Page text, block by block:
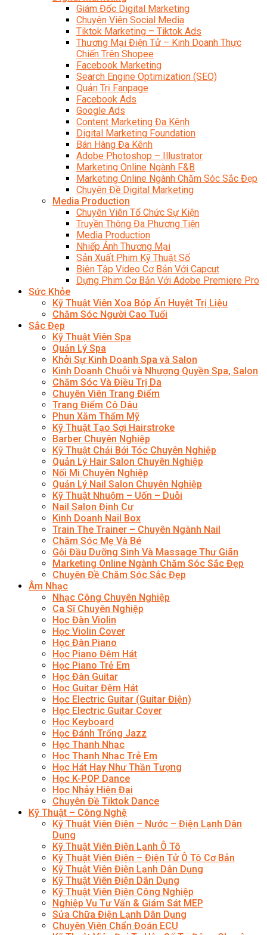
Giám Đốc Digital Marketing
Chuyên Viên Social Media
Tiktok Marketing – Tiktok Ads
Thương Mại Điện Tử – Kinh Doanh Thực
Chiến Trên Shopee
Facebook Marketing
Search Engine Optimization (SEO)
Quản Trị Fanpage
Facebook Ads
Google Ads
Content Marketing Đa Kênh
Digital Marketing Foundation
Bán Hàng Đa Kênh
Adobe Photoshop – Illustrator
Marketing Online Ngành F&B
Marketing Online Ngành Chăm Sóc Sắc Đẹp
Chuyên Đề Digital Marketing
Media Production
Chuyên Viên Tổ Chức Sự Kiện
Truyền Thông Đa Phương Tiện
Media Production
Nhiếp Ảnh Thương Mại
Sản Xuất Phim Kỹ Thuật Số
Biên Tập Video Cơ Bản Với Capcut
Dựng Phim Cơ Bản Với Adobe Premiere Pro
Sức Khỏe
Kỹ Thuật Viên Xoa Bóp Ấn Huyệt Trị Liệu
Chăm Sóc Người Cao Tuổi
Sắc Đẹp
Kỹ Thuật Viên Spa
Quản Lý Spa
Khởi Sự Kinh Doanh Spa và Salon
Kinh Doanh Chuỗi và Nhượng Quyền Spa, Salon
Chăm Sóc Và Điều Trị Da
Chuyên Viên Trang Điểm
Trang Điểm Cô Dâu
Phun Xăm Thẩm Mỹ
Kỹ Thuật Tạo Sợi Hairstroke
Barber Chuyên Nghiệp
Kỹ Thuật Chải Bới Tóc Chuyên Nghiệp
Quản Lý Hair Salon Chuyên Nghiệp
Nối Mi Chuyên Nghiệp
Quản Lý Nail Salon Chuyên Nghiệp
Kỹ Thuật Nhuộm – Uốn – Duỗi
Nail Salon Định Cư
Kinh Doanh Nail Box
Train The Trainer – Chuyên Ngành Nail
Chăm Sóc Mẹ Và Bé
Gội Đầu Dưỡng Sinh Và Massage Thư Giãn
Marketing Online Ngành Chăm Sóc Sắc Đẹp
Chuyên Đề Chăm Sóc Sắc Đẹp
Âm Nhạc
Nhạc Công Chuyên Nghiệp
Ca Sĩ Chuyên Nghiệp
Học Đàn Violin
Học Violin Cover
Học Đàn Piano
Học Piano Đệm Hát
Học Piano Trẻ Em
Học Đàn Guitar
Học Guitar Đệm Hát
Học Electric Guitar (Guitar Điện)
Học Electric Guitar Cover
Học Keyboard
Học Đánh Trống Jazz
Học Thanh Nhạc
Học Thanh Nhạc Trẻ Em
Học Hát Hay Như Thần Tượng
Học K-POP Dance
Học Nhảy Hiện Đại
Chuyên Đề Tiktok Dance
Kỹ Thuật – Công Nghệ
Kỹ Thuật Viên Điện – Nước – Điện Lạnh Dân
Dụng
Kỹ Thuật Viên Điện Lạnh Ô Tô
Kỹ Thuật Viên Điện – Điện Tử Ô Tô Cơ Bản
Kỹ Thuật Viên Điện Lạnh Dân Dụng
Kỹ Thuật Viên Điện Dân Dụng
Kỹ Thuật Viên Điện Công Nghiệp
Nghiệp Vụ Tư Vấn & Giám Sát MEP
Sửa Chữa Điện Lạnh Dân Dụng
Chuyên Viên Chẩn Đoán ECU